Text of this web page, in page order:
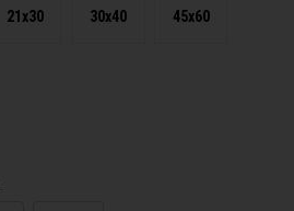
21x30 30x40 45x60